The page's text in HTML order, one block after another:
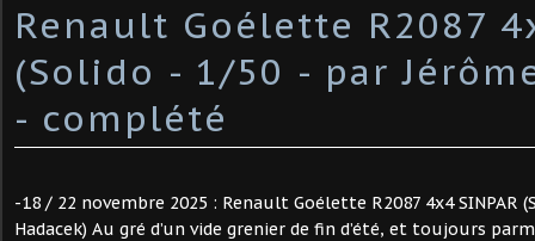
Renault Goélette R2087
(Solido - 1/50 - par
​- complété
-18 / 22 novembre 2025 : Renault Goélette R2087 4x4 SINPAR
Hadacek) Au gré d’un vide grenier de fin d’été, et toujours